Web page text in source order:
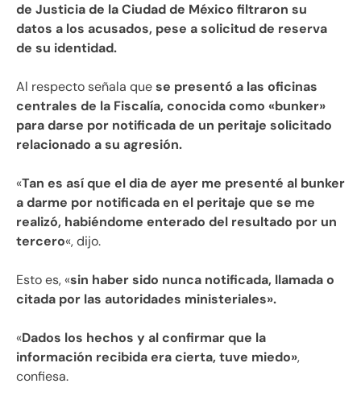
de Justicia de la Ciudad de México filtraron su
datos a los acusados, pese a solicitud de reserva
de su identidad.
Al respecto señala quese presentó a las oficinas
centrales de la Fiscalía, conocida como «bunker»
para darse por notificada de un peritaje solicitado
relacionado a su agresión.
«Tan es así que el dia de ayer me presenté al bunker
a darme por notificada en el peritaje que se me
realizó, habiéndome enterado del resultado por un
tercero«, dijo.
Esto es, «sin haber sido nunca notificada, llamada o
citada por las autoridades ministeriales».
«Dados los hechos y al confirmar que la
información recibida era cierta, tuve miedo»,
confiesa.